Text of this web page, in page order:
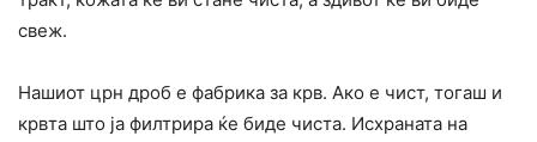
свеж.
Нашиот црн дроб е фабрика за крв. Ако е чист, тогаш и
крвта што ја филтрира ќе биде чиста. Исхраната на